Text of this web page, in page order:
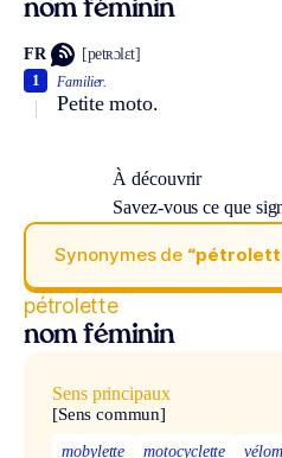
nom féminin
FR [petʀɔlɛt]
Familier.
Petite moto.
1
À découvrir
Savez-vous ce que
Synonymes de
pétrolette
nom féminin
Sens principaux
[Sens commun]
mobylette motocyclette